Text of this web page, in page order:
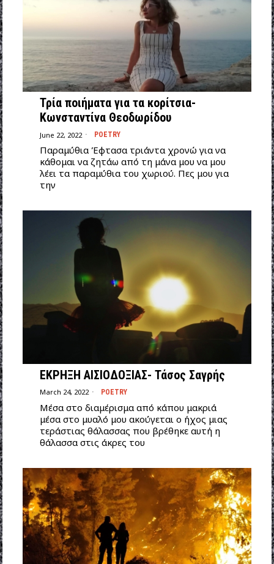
Τρία ποιήματα για τα κορίτσια-
Κωνσταντίνα Θεοδωρίδου
June 22, 2022 POETRY
Παραμύθια Έφτασα τριάντα χρονώ για να
κάθομαι να ζητάω από τη μάνα μου να μου
λέει τα παραμύθια του χωριού. Πες μου για
την
ΕΚΡΗΞΗ ΑΙΣΙΟΔΟΞΙΑΣ- Τάσος Σαγρής
March 24, 2022 POETRY
Μέσα στο διαμέρισμα από κάπου μακριά
μέσα στο μυαλό μου ακούγεται ο ήχος μιας
τεράστιας θάλασσας που βρέθηκε αυτή η
θάλασσα στις άκρες του